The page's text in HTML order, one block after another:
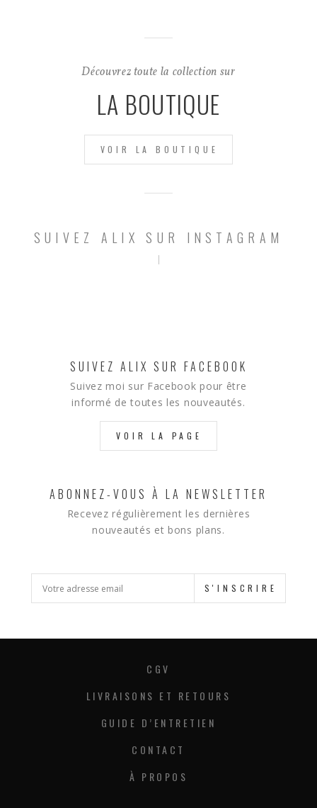
Découvrez toute la collection sur
LA BOUTIQUE
VOIR LA BOUTIQUE
SUIVEZ ALIX SUR INSTAGRAM
SUIVEZ ALIX SUR FACEBOOK
Suivez moi sur Facebook pour être
informé de toutes les nouveautés.
VOIR LA PAGE
ABONNEZ-VOUS À LA NEWSLETTER
Recevez régulièrement les dernières
nouveautés et bons plans.
S'INSCRIRE
CGV
LIVRAISONS ET RETOURS
GUIDE D’ENTRETIEN
CONTACT
À PROPOS